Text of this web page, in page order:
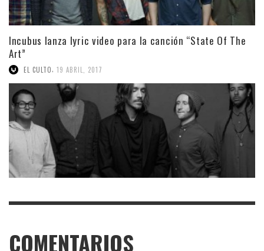
Incubus lanza lyric video para la canción “State Of The
Art”
EL CULTO 19 ABRIL, 2017
COMENTARIOS